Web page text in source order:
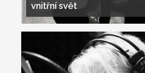
vnitřní svět